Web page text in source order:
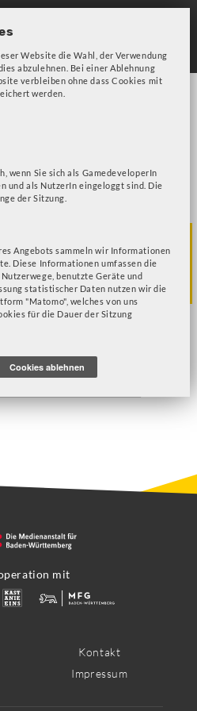
Frage zu Cookies!
der
Website die Wahl, der Verwendung
abzulehnen. Bei einer Ablehnung
verbleiben ohne dass Cookies mit
werden.
wenn Sie sich als GamedeveloperIn
und als NutzerIn eingeloggt sind. Die
der Sitzung.
Angebots sammeln wir Informationen
Diese Informationen umfassen die
benutzte Geräte und
statistischer Daten nutzen wir die
"Matomo", welches von uns
für die Dauer der Sitzung
Cookies ablehnen
abonnieren
mit
Kontakt
Impressum